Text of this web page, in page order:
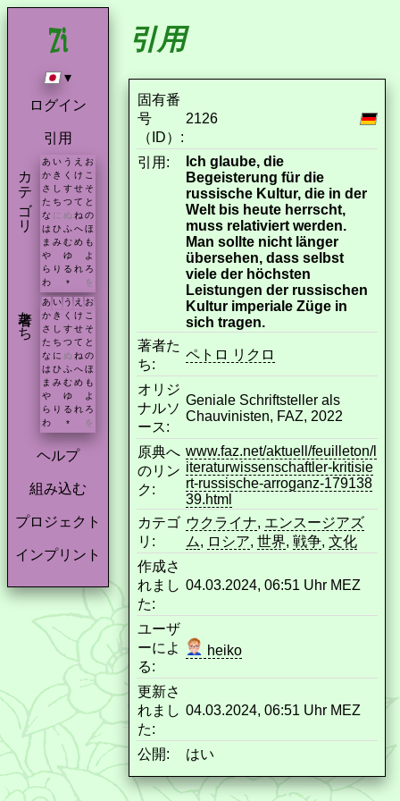
▾
ログイン
引用
カテゴリ あ い う え お
か き く け こ
さ し す せ そ
た ち つ て と
な に ぬ ね の
は ひ ふ へ ほ
ま み む め も
や
ゆ
よ
ら り る れ ろ
わ
* を
著者たち あ い う え お
か き く け こ
さ
し す せ そ
た ち つ て と
な に ぬ ね の
は ひ ふ へ ほ
ま み む め も
や
ゆ
よ
ら り る れ ろ
わ
* を
ヘルプ
組み込む
プロジェクト
インプリント
引用
固有番
号
（ID）:
2126
引用:
Ich glaube, die
Begeisterung für die
russische Kultur, die in der
Welt bis heute herrscht,
muss relativiert werden.
Man sollte nicht länger
übersehen, dass selbst
viele der höchsten
Leistungen der russischen
Kultur imperiale Züge in
sich tragen.
著者た
ち:
ペトロ リクロ
オリジ
ナルソ
ース:
Geniale Schriftsteller als
Chauvinisten, FAZ, 2022
原典へ
のリン
ク:
www.faz.net/aktuell/feuilleton/l
iteraturwissenschaftler-kritisie
rt-russische-arroganz-179138
39.html
カテゴ
リ:
ウクライナ, エンスージアズ
ム, ロシア, 世界, 戦争, 文化
作成さ
れまし
た:
04.03.2024, 06:51 Uhr MEZ
ユーザ
ーによ
る:
heiko
更新さ
れまし
た:
04.03.2024, 06:51 Uhr MEZ
公開: はい